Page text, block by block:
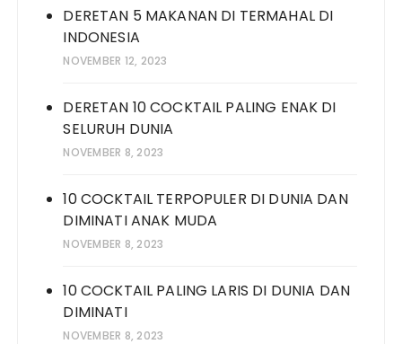
DERETAN 5 MAKANAN DI TERMAHAL DI
INDONESIA
NOVEMBER 12, 2023
DERETAN 10 COCKTAIL PALING ENAK DI
SELURUH DUNIA
NOVEMBER 8, 2023
10 COCKTAIL TERPOPULER DI DUNIA DAN
DIMINATI ANAK MUDA
NOVEMBER 8, 2023
10 COCKTAIL PALING LARIS DI DUNIA DAN
DIMINATI
NOVEMBER 8, 2023